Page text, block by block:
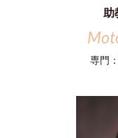
助
専門：